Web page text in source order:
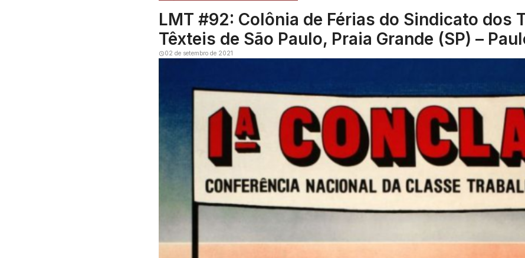
LMT #92: Colônia de Férias do Sindicato dos
Têxteis de São Paulo, Praia Grande (SP) –
02 de setembro de 2021